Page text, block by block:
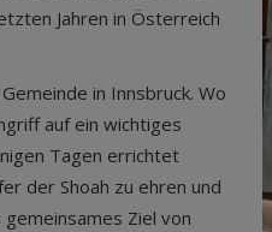
Jahren in Österreich
in Innsbruck. Wo
auf ein wichtiges
Tagen errichtet
der Shoah zu ehren und
Ziel von